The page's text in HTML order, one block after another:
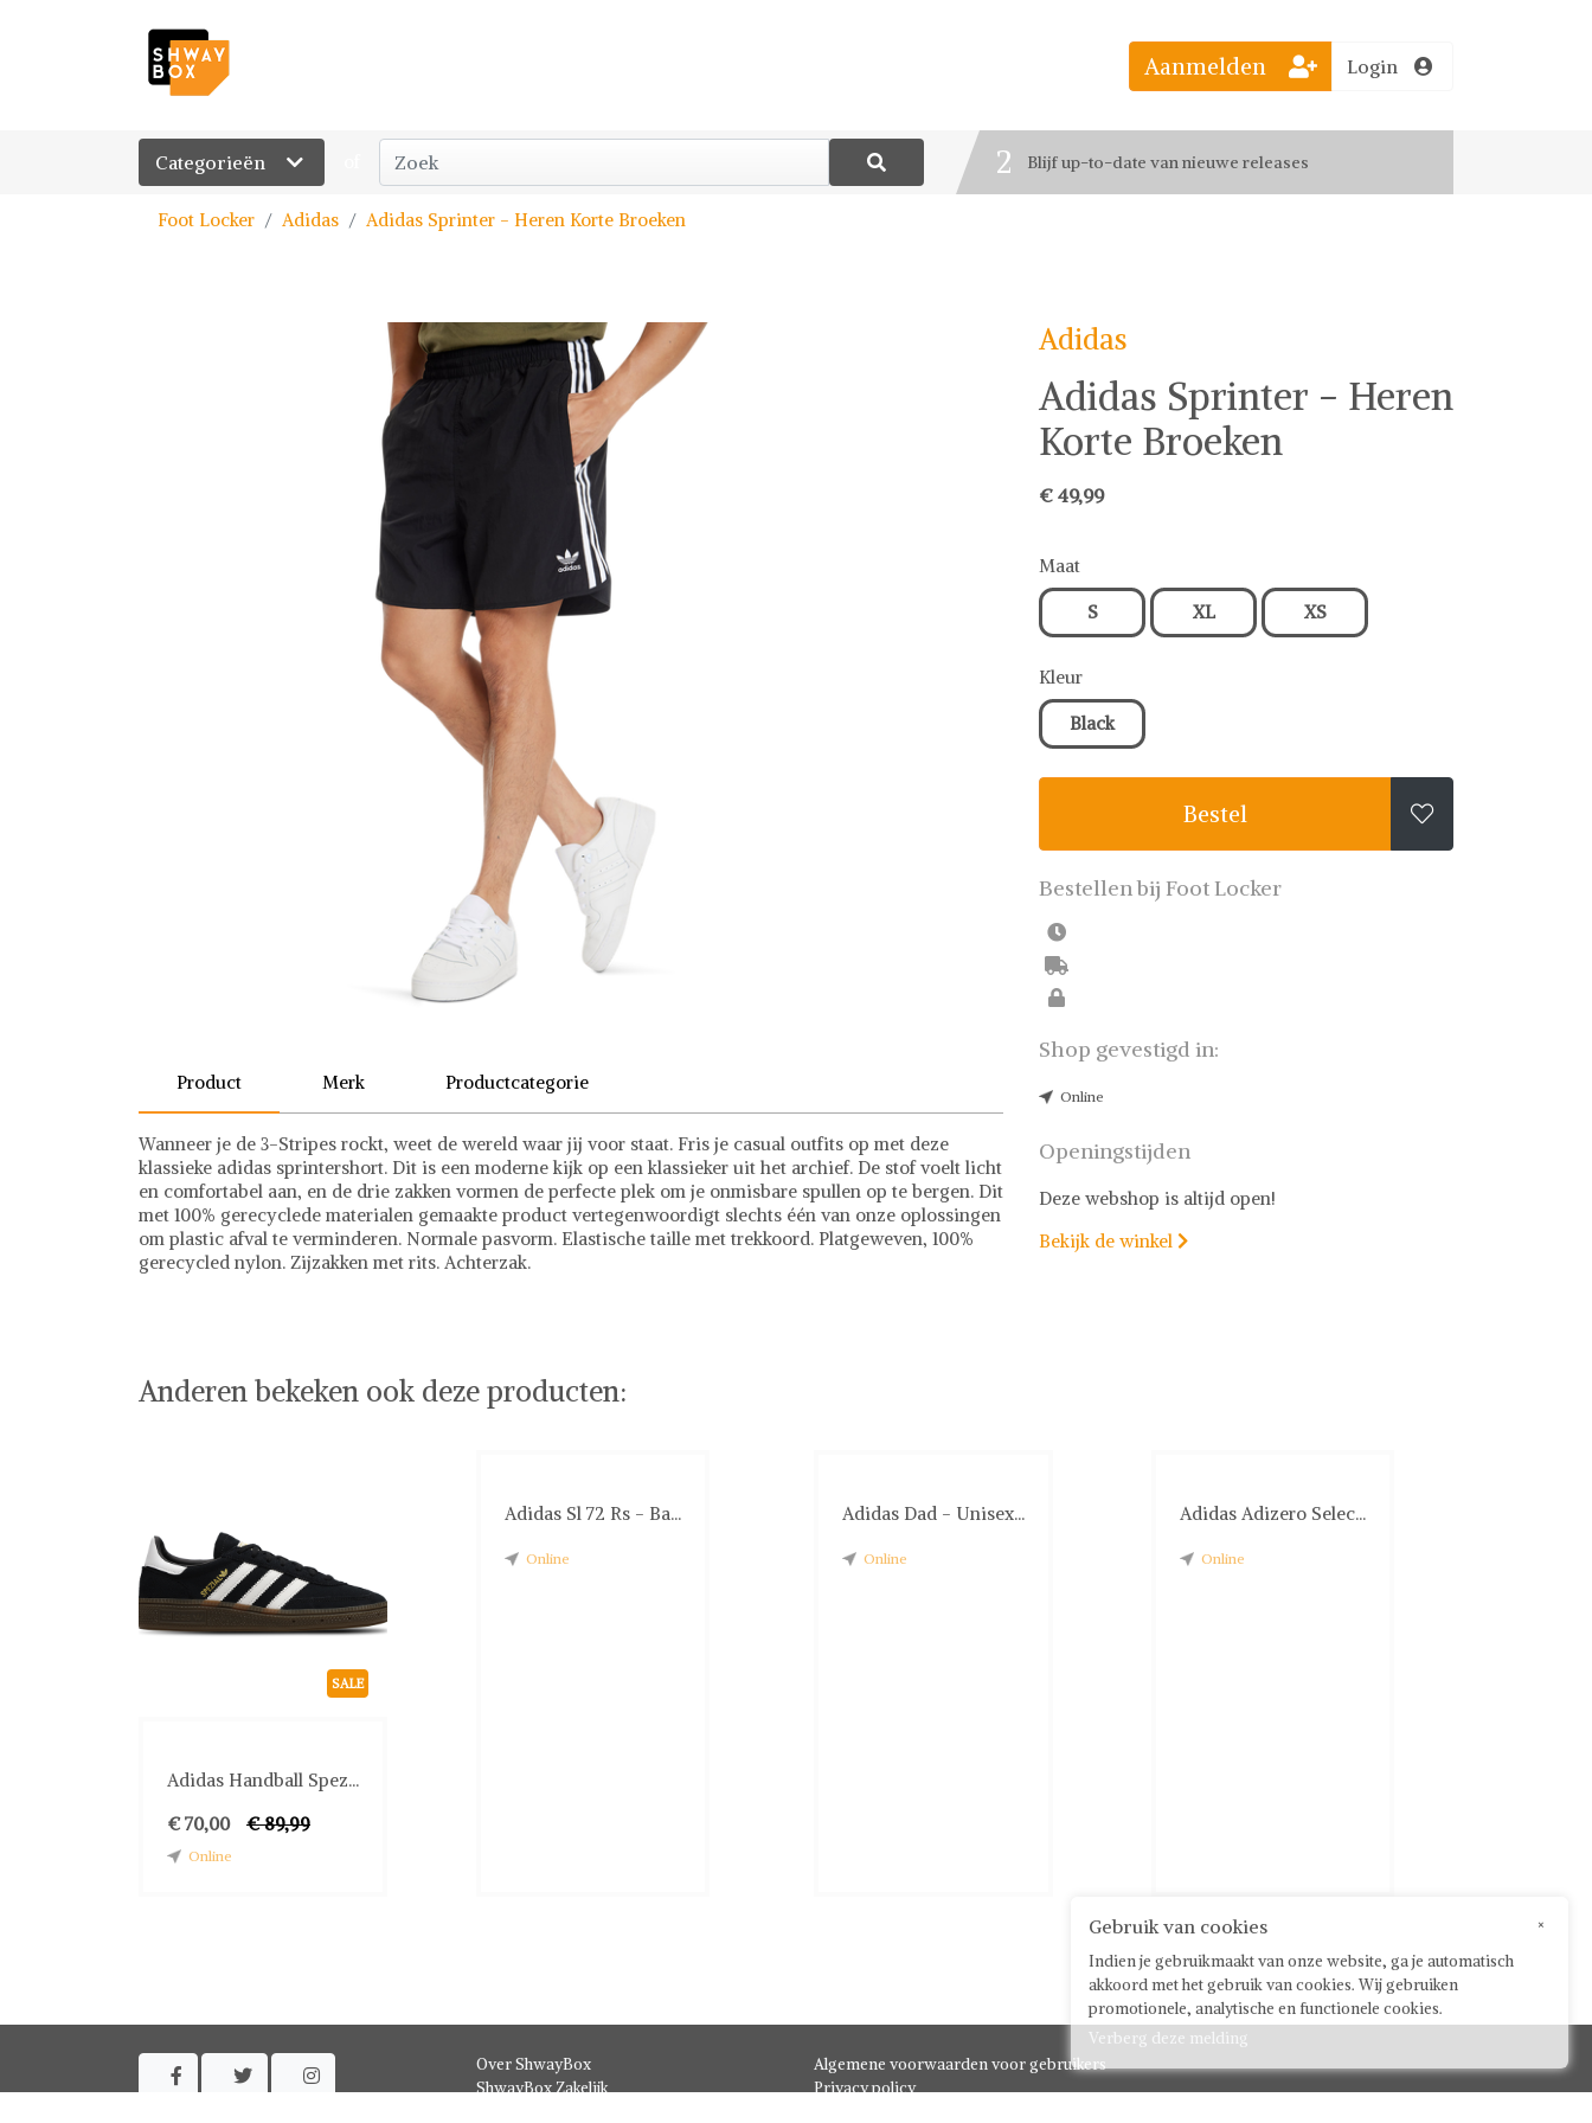
Categorieën
Bestel jouw favoriete looks
2 Blijf up-to-date van nieuwe releases
Aanmelden Login
Foot Locker Adidas Adidas Sprinter - Heren Korte Broeken
Product Merk Productcategorie
Wanneer je de 3-Stripes rockt, weet de wereld waar jij voor staat. Fris je casual outfits op met deze
klassieke adidas sprintershort. Dit is een moderne kijk op een klassieker uit het archief. De stof voelt licht
en comfortabel aan, en de drie zakken vormen de perfecte plek om je onmisbare spullen op te bergen. Dit
met 100% gerecyclede materialen gemaakte product vertegenwoordigt slechts één van onze oplossingen
om plastic afval te verminderen. Normale pasvorm. Elastische taille met trekkoord. Platgeweven, 100%
gerecycled nylon. Zijzakken met rits. Achterzak.
Adidas
Adidas Sprinter - Heren
Korte Broeken
€ 49,99
Maat
S XL XS
Kleur
Black
Bestel 
Bestellen bij Foot Locker
Shop gevestigd in:
Online
Openingstijden
Deze webshop is altijd open!
Bekijk de winkel 
Anderen bekeken ook deze producten:
SALE
Adidas Handball Spez...
€ 70,00
€ 89,99
Online
Adidas Sl 72 Rs - Ba...
Online
Adidas Dad - Unisex...
Online
Adidas Adizero Selec...
Online
  
Over ShwayBox
ShwayBox Zakelijk
Algemene voorwaarden voor gebruikers
Privacy policy
×
Gebruik van cookies
Indien je gebruikmaakt van onze website, ga je automatisch
akkoord met het gebruik van cookies. Wij gebruiken
promotionele, analytische en functionele cookies.
Verberg deze melding